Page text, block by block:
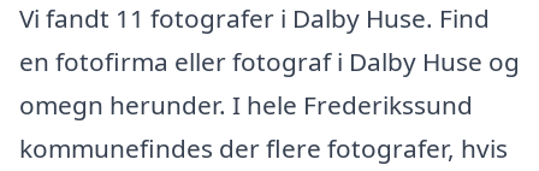
Vi fandt 11 fotografer i Dalby Huse. Find
en fotofirma eller fotograf i Dalby Huse og
omegn herunder. I hele Frederikssund
kommunefindes der flere fotografer, hvis